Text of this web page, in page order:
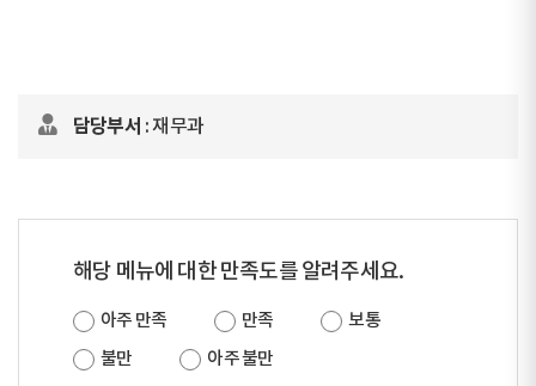
담당부서 : 재무과
해당 메뉴에 대한 만족도를 알려주세요.
아주 만족 만족
보통
불만
아주 불만